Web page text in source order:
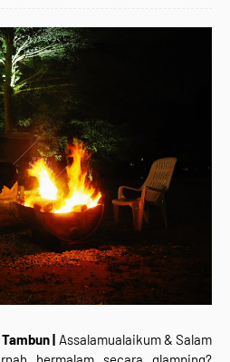
| Assalamualaikum & Salam